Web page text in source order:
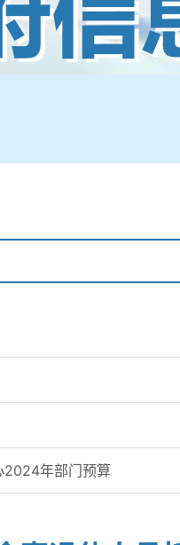
2024年部门预算